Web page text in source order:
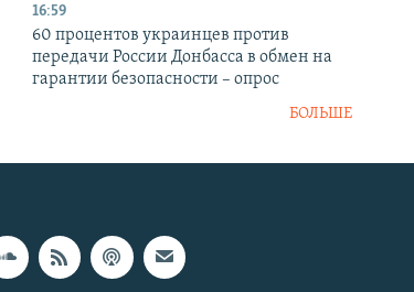
16:59
60 процентов украинцев против
передачи России Донбасса в обмен на
гарантии безопасности – опрос
БОЛЬШЕ